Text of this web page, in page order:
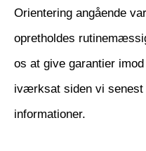
Orientering angående
opretholdes
os at give garantier
iværksat siden vi senest
informationer.